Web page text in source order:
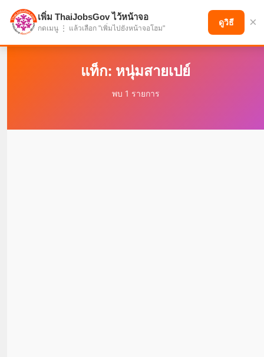
แบ่งปันโอกาส เพื่ออนาคตที่ก้าวหน้า
แท็ก: หนุ่มสายเปย์
พบ 1 รายการ
เพิ่ม ThaiJobsGov ไว้หน้าจอ
กดเมนู ⋮ แล้วเลือก "เพิ่มไปยังหน้าจอโฮม"
ดูวิธี ×